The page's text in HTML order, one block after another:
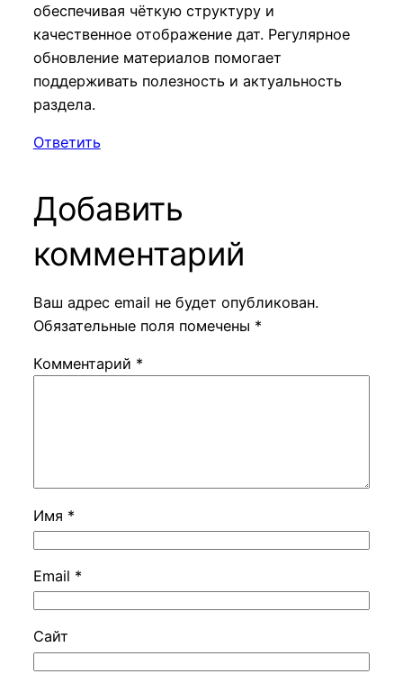
обеспечивая чёткую структуру и
качественное отображение дат. Регулярное
обновление материалов помогает
поддерживать полезность и актуальность
раздела.
Ответить
Добавить
комментарий
Ваш адрес email не будет опубликован.
Обязательные поля помечены *
Комментарий *
Имя *
Email *
Сайт